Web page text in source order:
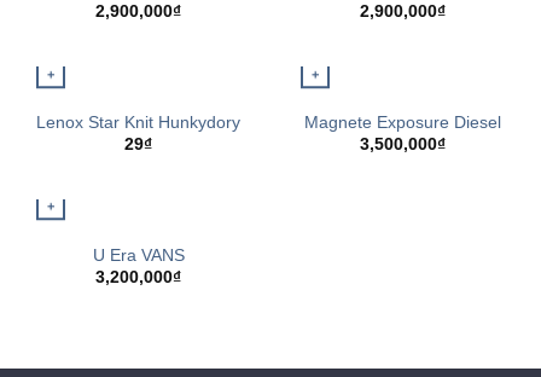
2,900,000₫
2,900,000₫
+
QUICK VIEW
Lenox Star Knit Hunkydory
29₫
+
QUICK VIEW
Magnete Exposure Diesel
3,500,000₫
+
QUICK VIEW
U Era VANS
3,200,000₫